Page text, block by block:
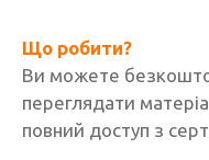
Що робити?
Ви можете
переглядати
повний доступ з